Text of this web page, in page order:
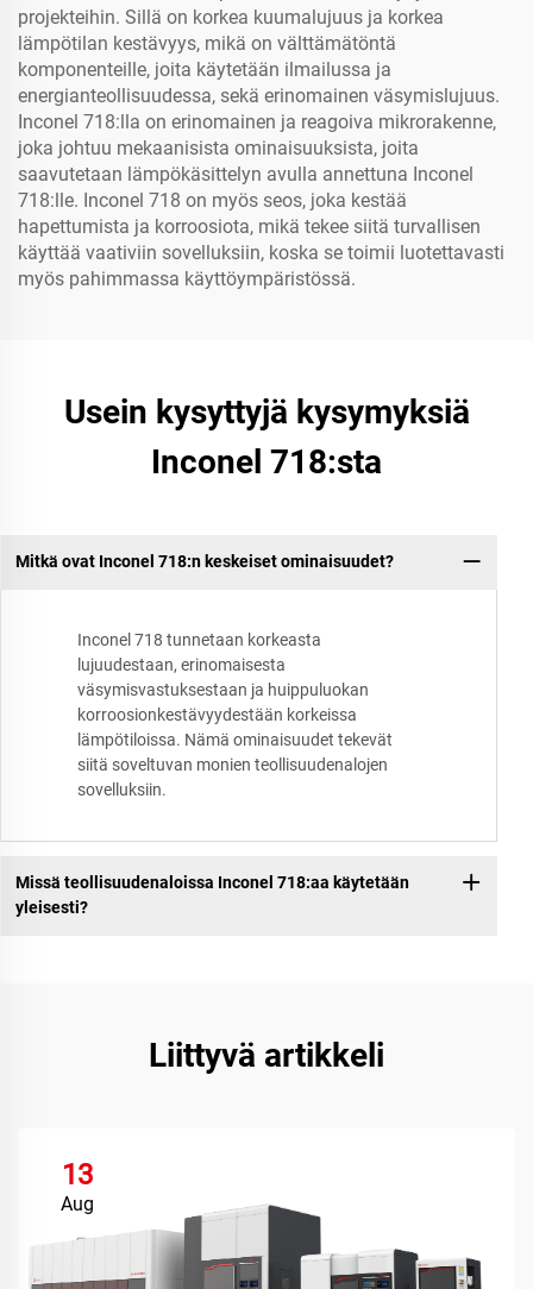
projekteihin. Sillä on korkea kuumalujuus ja korkea
lämpötilan kestävyys, mikä on välttämätöntä
komponenteille, joita käytetään ilmailussa ja
energianteollisuudessa, sekä erinomainen väsymislujuus.
Inconel 718:lla on erinomainen ja reagoiva mikrorakenne,
joka johtuu mekaanisista ominaisuuksista, joita
saavutetaan lämpökäsittelyn avulla annettuna Inconel
718:lle. Inconel 718 on myös seos, joka kestää
hapettumista ja korroosiota, mikä tekee siitä turvallisen
käyttää vaativiin sovelluksiin, koska se toimii luotettavasti
myös pahimmassa käyttöympäristössä.
Usein kysyttyjä kysymyksiä
Inconel 718:sta
Mitkä ovat Inconel 718:n keskeiset ominaisuudet?
Inconel 718 tunnetaan korkeasta
lujuudestaan, erinomaisesta
väsymisvastuksestaan ja huippuluokan
korroosionkestävyydestään korkeissa
lämpötiloissa. Nämä ominaisuudet tekevät
siitä soveltuvan monien teollisuudenalojen
sovelluksiin.
Missä teollisuudenaloissa Inconel 718:aa käytetään
yleisesti?
Liittyvä artikkeli
13
Aug